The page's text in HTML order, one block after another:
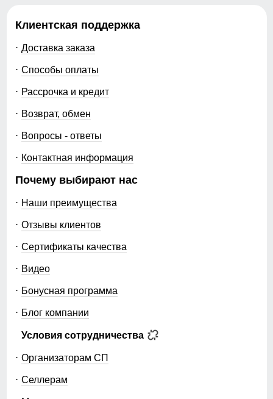
Клиентская поддержка
Доставка заказа
Способы оплаты
Рассрочка и кредит
Возврат, обмен
Вопросы - ответы
Контактная информация
Почему выбирают нас
Наши преимущества
Отзывы клиентов
Сертификаты качества
Видео
Бонусная программа
Блог компании
Условия сотрудничества
Организаторам СП
Селлерам